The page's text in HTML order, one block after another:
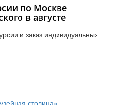
по Москве
в августе
и заказ индивидуальных